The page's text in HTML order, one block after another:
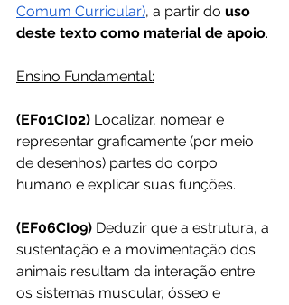
Comum Curricular), a partir do uso
deste texto como material de apoio.
Ensino Fundamental:
(EF01CI02) Localizar, nomear e
representar graficamente (por meio
de desenhos) partes do corpo
humano e explicar suas funções.
(EF06CI09) Deduzir que a estrutura, a
sustentação e a movimentação dos
animais resultam da interação entre
os sistemas muscular, ósseo e